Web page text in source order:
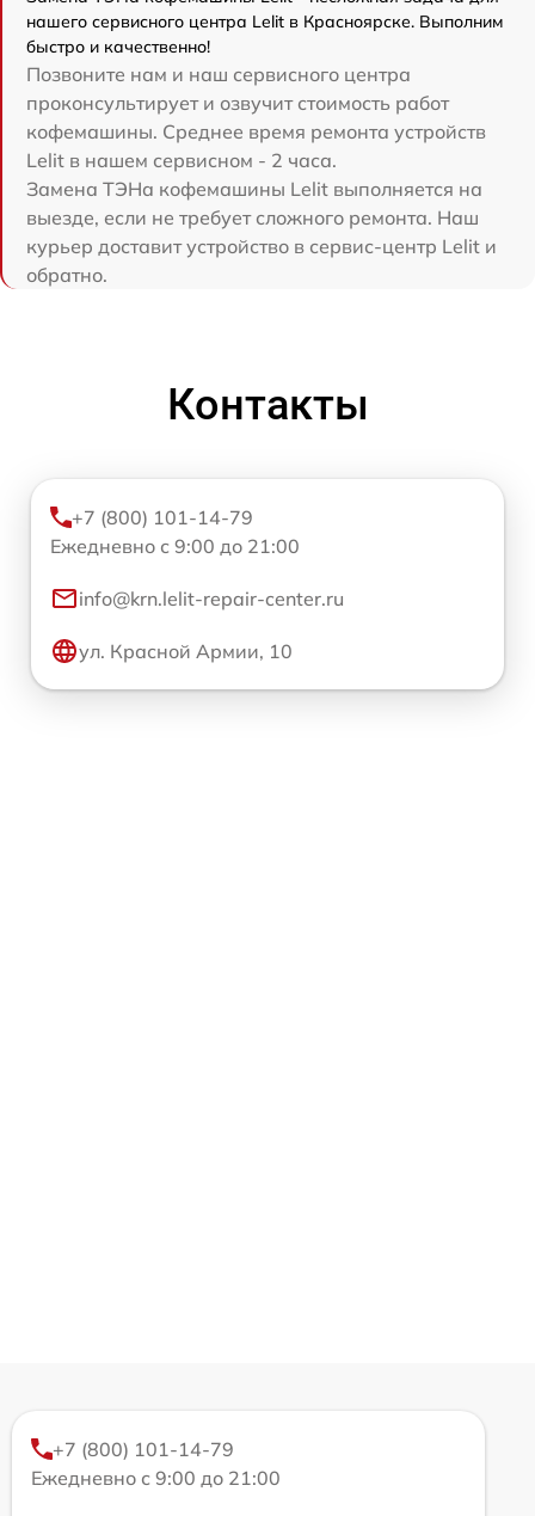
нашего сервисного центра Lelit в Красноярске. Выполним
быстро и качественно!
Позвоните нам и наш сервисного центра
проконсультирует и озвучит стоимость работ
кофемашины. Среднее время ремонта устройств
Lelit в нашем сервисном - 2 часа.
Замена ТЭНа кофемашины Lelit выполняется на
выезде, если не требует сложного ремонта. Наш
курьер доставит устройство в сервис-центр Lelit и
обратно.
Контакты
+7 (800) 101-14-79
Ежедневно с 9:00 до 21:00
info@krn.lelit-repair-center.ru
ул. Красной Армии, 10
+7 (800) 101-14-79
Ежедневно с 9:00 до 21:00